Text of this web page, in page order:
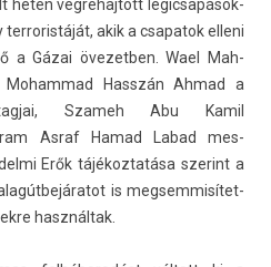
héten vég­rehaj­tott légic­sapások­
ter­roris­táját, akik a csapatok el­leni
a Gázai övezetb­en. Wael Mah­
Hasszán Ahmad a
Szameh Abu Kamil
Asraf Hamad Labad mes­
Erők tájékoz­tatása szerint a
is meg­semmisítet­
használtak.